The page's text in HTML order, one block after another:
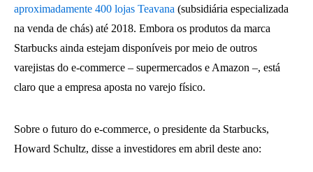
aproximadamente 400 lojas Teavana (subsidiária especializada
na venda de chás) até 2018. Embora os produtos da marca
Starbucks ainda estejam disponíveis por meio de outros
varejistas do e-commerce – supermercados e Amazon –, está
claro que a empresa aposta no varejo físico.
Sobre o futuro do e-commerce, o presidente da Starbucks,
Howard Schultz, disse a investidores em abril deste ano: